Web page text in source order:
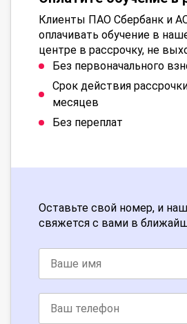
Клиенты ПАО Сбербанк и
оплачивать обучение в
центре в рассрочку, не
Без первоначального
Срок действия
месяцев
Без переплат
Оставьте свой номер, и
свяжется с вами в